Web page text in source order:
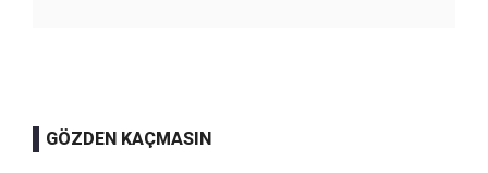
GÖZDEN KAÇMASIN